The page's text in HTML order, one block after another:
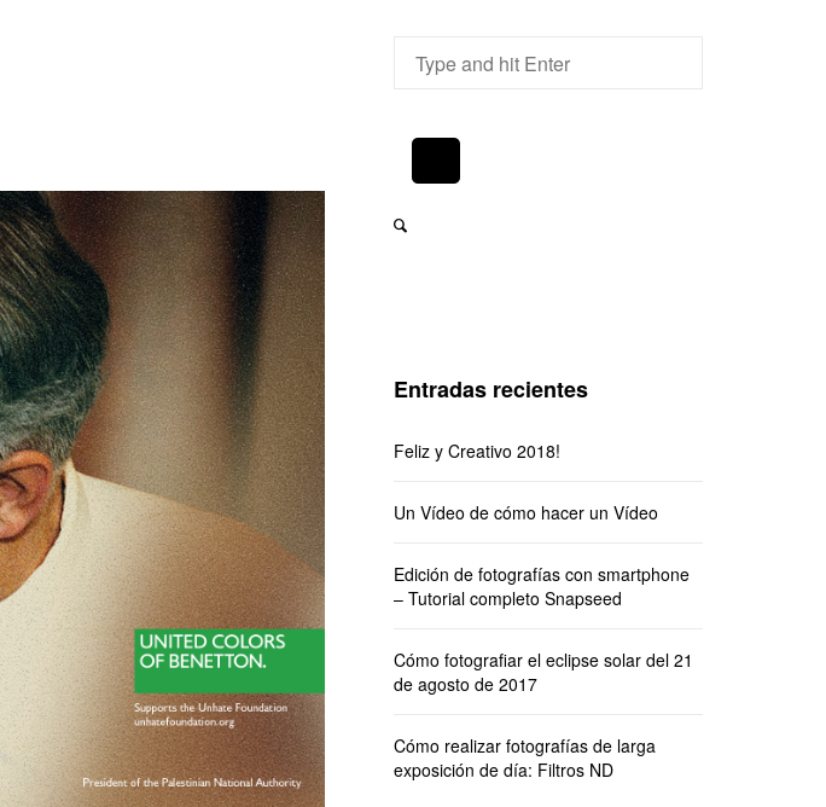
Entradas recientes
Feliz y Creativo 2018!
Un Vídeo de cómo hacer un Vídeo
Edición de fotografías con smartphone
– Tutorial completo Snapseed
Cómo fotografiar el eclipse solar del 21
de agosto de 2017
Cómo realizar fotografías de larga
exposición de día: Filtros ND